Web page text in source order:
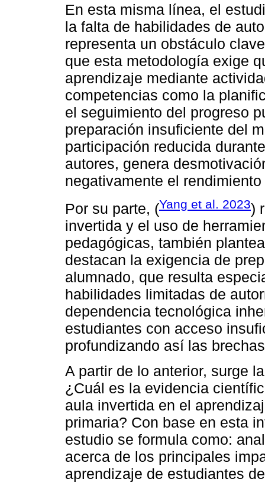
En esta misma línea, el
la falta de habilidades de
representa un obstáculo
que esta metodología exige
aprendizaje mediante
competencias como la
el seguimiento del progreso
preparación insuficiente del
participación reducida
autores, genera
negativamente el
Por su parte, (Yang et al. 2023)
invertida y el uso de
pedagógicas, también
destacan la exigencia de
alumnado, que resulta
habilidades limitadas de
dependencia tecnológica
estudiantes con acceso
profundizando así las
A partir de lo anterior, surge
¿Cuál es la evidencia
aula invertida en el
primaria? Con base en esta
estudio se formula como:
acerca de los principales
aprendizaje de estudiantes